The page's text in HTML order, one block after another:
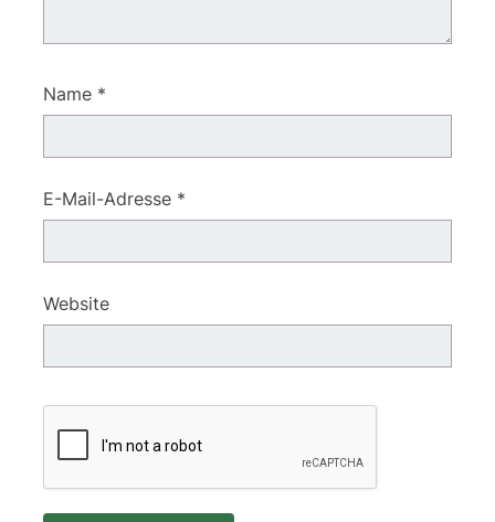
Name *
E-Mail-Adresse *
Website